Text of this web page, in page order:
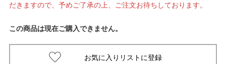
だきますので、予めご了承の上、ご注文お待ちしております。
この商品は現在ご購入できません。